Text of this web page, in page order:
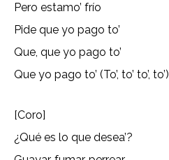
Pero estamo’ frío
Pide que yo pago to’
Que, que yo pago to’
Que yo pago to’ (To’, to’ to’, to’)
[Coro]
¿Qué es lo que desea’?